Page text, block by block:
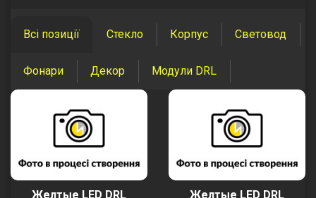
Всі позиції Стекло Корпус Световод
Фонари Декор Модули DRL
Желтые LED DRL
Желтые LED DRL